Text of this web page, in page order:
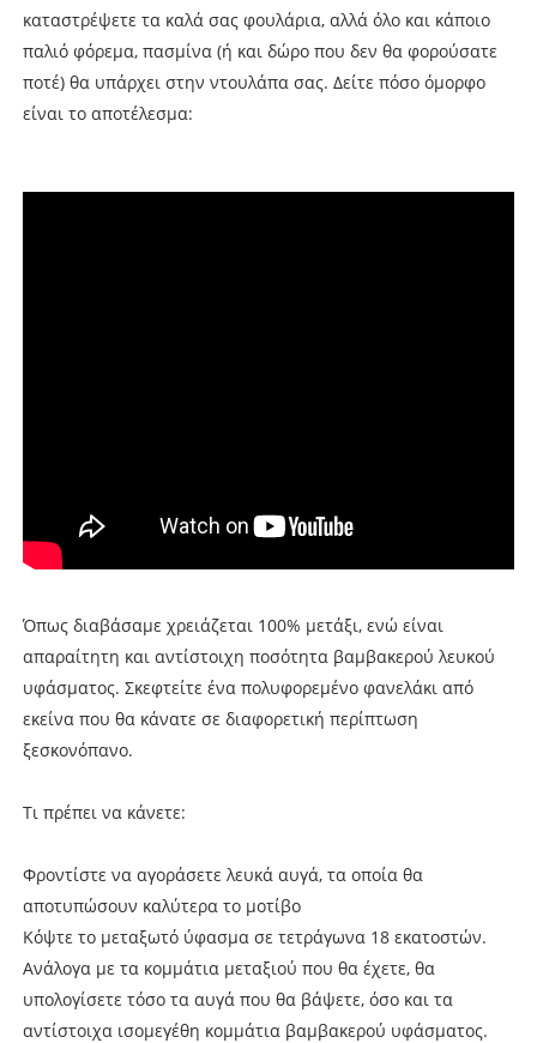
καταστρέψετε τα καλά σας φουλάρια, αλλά όλο και κάποιο
παλιό φόρεμα, πασμίνα (ή και δώρο που δεν θα φορούσατε
ποτέ) θα υπάρχει στην ντουλάπα σας. Δείτε πόσο όμορφο
είναι το αποτέλεσμα:
Όπως διαβάσαμε χρειάζεται 100% μετάξι, ενώ είναι
απαραίτητη και αντίστοιχη ποσότητα βαμβακερού λευκού
υφάσματος. Σκεφτείτε ένα πολυφορεμένο φανελάκι από
εκείνα που θα κάνατε σε διαφορετική περίπτωση
ξεσκονόπανο.
Τι πρέπει να κάνετε:
Φροντίστε να αγοράσετε λευκά αυγά, τα οποία θα
αποτυπώσουν καλύτερα το μοτίβο
Κόψτε το μεταξωτό ύφασμα σε τετράγωνα 18 εκατοστών.
Ανάλογα με τα κομμάτια μεταξιού που θα έχετε, θα
υπολογίσετε τόσο τα αυγά που θα βάψετε, όσο και τα
αντίστοιχα ισομεγέθη κομμάτια βαμβακερού υφάσματος.